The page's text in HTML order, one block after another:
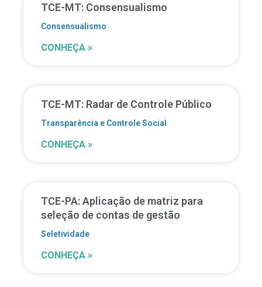
TCE-MT: Consensualismo
Consensualismo
CONHEÇA »
TCE-MT: Radar de Controle Público
Transparência e Controle Social
CONHEÇA »
TCE-PA: Aplicação de matriz para
seleção de contas de gestão
Seletividade
CONHEÇA »